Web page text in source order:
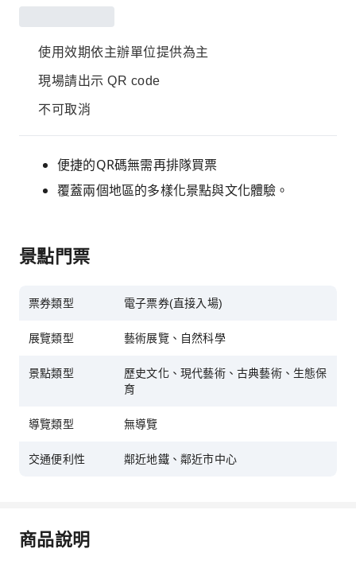
使用效期依主辦單位提供為主
現場請出示 QR code
不可取消
便捷的QR碼無需再排隊買票
覆蓋兩個地區的多樣化景點與文化體驗。
景點門票
票券類型 電子票券(直接入場)
展覽類型 藝術展覽、自然科學
景點類型
歷史文化、現代藝術、古典藝術、生態保
育
導覽類型 無導覽
交通便利性 鄰近地鐵、鄰近市中心
商品說明